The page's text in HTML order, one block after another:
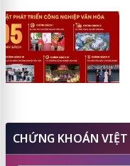
CHỨNG KHOÁN